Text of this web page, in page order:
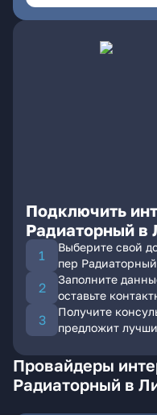
Подключить
Радиаторный в
Выберите свой
пер Радиаторный
Заполните
оставьте
Получите
предложит
Провайдеры
Радиаторный в